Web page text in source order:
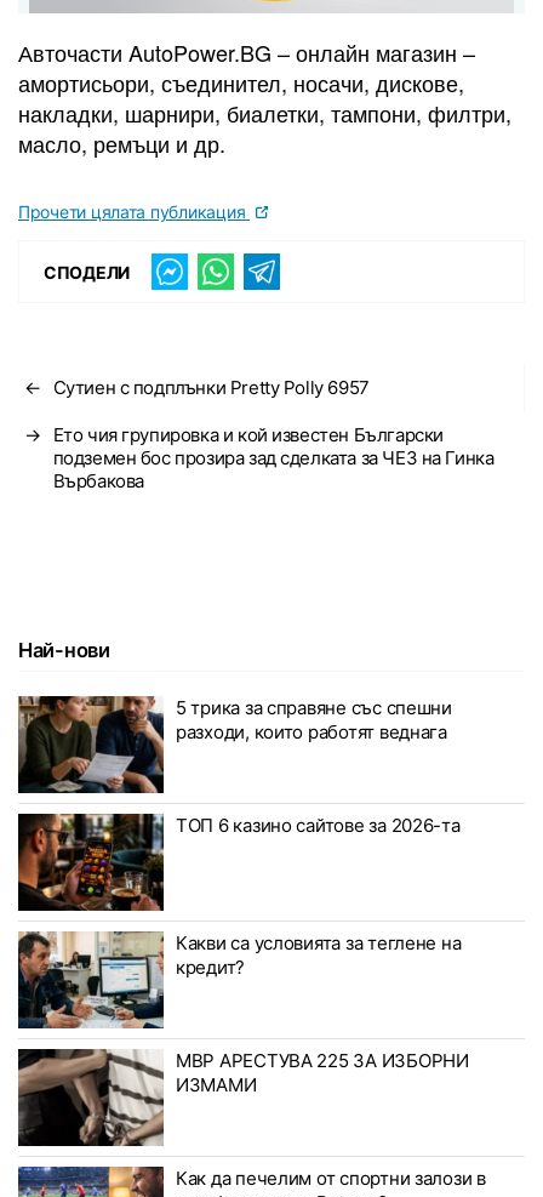
Авточасти AutoPower.BG – онлайн магазин –
амортисьори, съединител, носачи, дискове,
накладки, шарнири, биалетки, тампони, филтри,
масло, ремъци и др.
Прочети цялата публикация
СПОДЕЛИ
← Сутиен с подплънки Pretty Polly 6957
→
Ето чия групировка и кой известен Български
подземен бос прозира зад сделката за ЧЕЗ на Гинка
Върбакова
Най-нови
5 трика за справяне със спешни
разходи, които работят веднага
ТОП 6 казино сайтове за 2026-та
Какви са условията за теглене на
кредит?
МВР АРЕСТУВА 225 ЗА ИЗБОРНИ
ИЗМАМИ
Как да печелим от спортни залози в